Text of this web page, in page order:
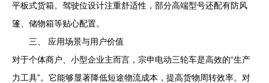
平板式货箱。驾驶位设计注重舒适性，部分高端型号还配有防风
篷、储物箱等贴心配置。
三、 应用场景与用户价值
对于个体商户、小型企业主而言，宗申电动三轮车是高效的“生产
力工具”。它能够显著降低短途物流成本，提高货物周转效率。对